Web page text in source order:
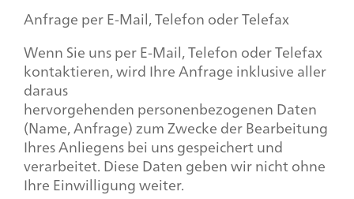
Anfrage per E-Mail, Telefon oder Telefax
Wenn Sie uns per E-Mail, Telefon oder Telefax
kontaktieren, wird Ihre Anfrage inklusive aller
daraus
hervorgehenden personenbezogenen Daten
(Name, Anfrage) zum Zwecke der Bearbeitung
Ihres Anliegens bei uns gespeichert und
verarbeitet. Diese Daten geben wir nicht ohne
Ihre Einwilligung weiter.